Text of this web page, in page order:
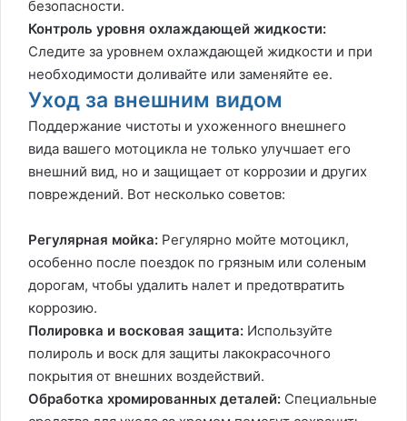
безопасности.
Контроль уровня охлаждающей жидкости:
Следите за уровнем охлаждающей жидкости и при
необходимости доливайте или заменяйте ее.
Уход за внешним видом
Поддержание чистоты и ухоженного внешнего
вида вашего мотоцикла не только улучшает его
внешний вид, но и защищает от коррозии и других
повреждений. Вот несколько советов:
Регулярная мойка: Регулярно мойте мотоцикл,
особенно после поездок по грязным или соленым
дорогам, чтобы удалить налет и предотвратить
коррозию.
Полировка и восковая защита: Используйте
полироль и воск для защиты лакокрасочного
покрытия от внешних воздействий.
Обработка хромированных деталей: Специальные